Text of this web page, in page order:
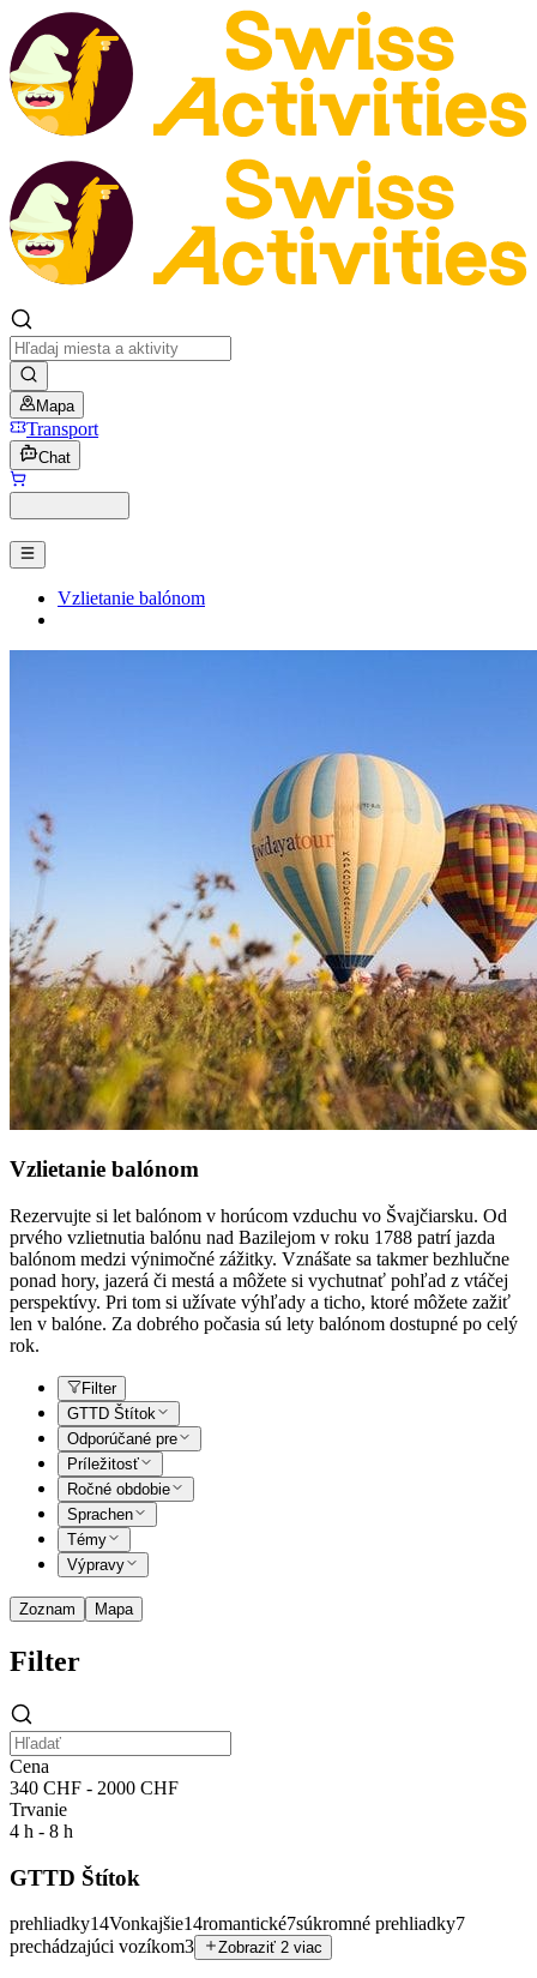
Mapa
Transport
Chat
Vzlietanie balónom
Vzlietanie balónom
Rezervujte si let balónom v horúcom vzduchu vo Švajčiarsku. Od
prvého vzlietnutia balónu nad Bazilejom v roku 1788 patrí jazda
balónom medzi výnimočné zážitky. Vznášate sa takmer bezhlučne
ponad hory, jazerá či mestá a môžete si vychutnať pohľad z vtáčej
perspektívy. Pri tom si užívate výhľady a ticho, ktoré môžete zažiť
len v balóne. Za dobrého počasia sú lety balónom dostupné po celý
rok.
Filter
GTTD Štítok
Odporúčané pre
Príležitosť
Ročné obdobie
Sprachen
Témy
Výpravy
Zoznam Mapa
Filter
Cena
340 CHF - 2000 CHF
Trvanie
4 h - 8 h
GTTD Štítok
prehliadky14Vonkajšie14romantické7súkromné prehliadky7
prechádzajúci vozíkom3 Zobraziť 2 viac